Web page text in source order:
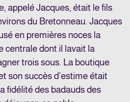
appelé Jacques, était le fils
du Bretonneau. Jacques
en premières noces la
centrale dont il lavait la
trois sous. La boutique
son succès d’estime était
fidélité des badauds des